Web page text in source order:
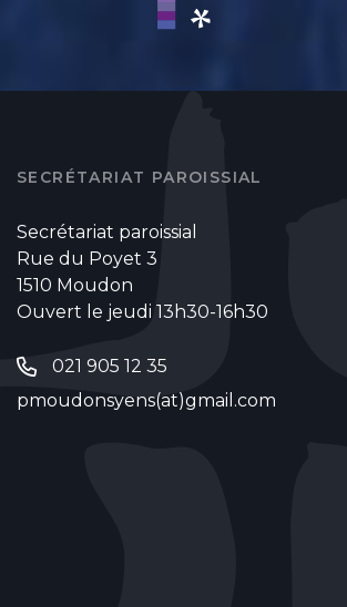
SECRÉTARIAT PAROISSIAL
Secrétariat paroissial
Rue du Poyet 3
1510 Moudon
Ouvert le jeudi 13h30-16h30
021 905 12 35
pmoudonsyens(at)gmail.com